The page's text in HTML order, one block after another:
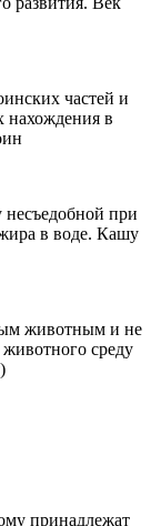
частей и
нахождения в
несъедобной при
в воде. Кашу
животным и не
среду
принадлежат